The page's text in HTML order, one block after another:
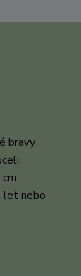
bravy
let nebo